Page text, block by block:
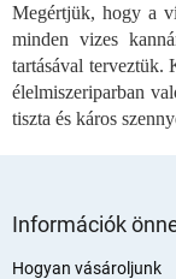
Megértjük, hogy a
minden vizes
tartásával terveztük.
élelmiszeriparban
tiszta és káros
Információk
Hogyan vásároljunk